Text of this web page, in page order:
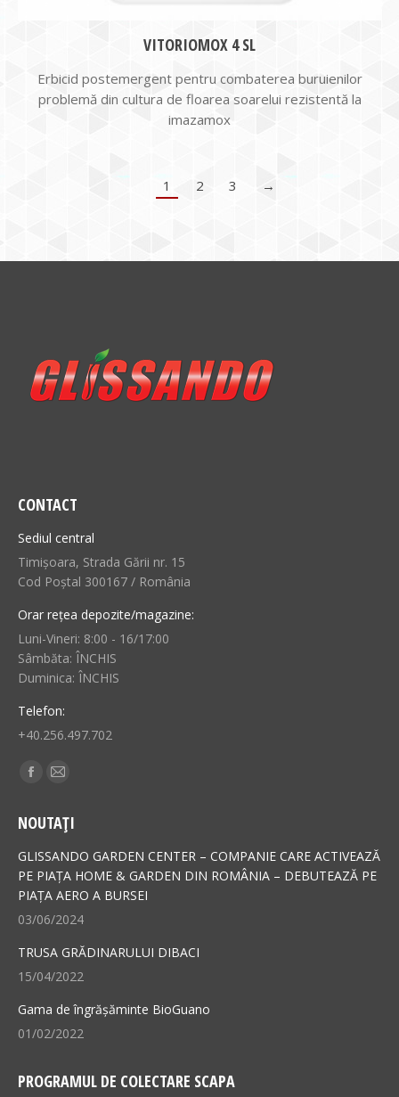
VITORIOMOX 4 SL
Erbicid postemergent pentru combaterea buruienilor
problemă din cultura de floarea soarelui rezistentă la
imazamox
1 2 3 →
CONTACT
Sediul central
Timișoara, Strada Gării nr. 15
Cod Poștal 300167 / România
Orar rețea depozite/magazine:
Luni-Vineri: 8:00 - 16/17:00
Sâmbăta: ÎNCHIS
Duminica: ÎNCHIS
Telefon:
+40.256.497.702
Find us on:
Facebook
opens
in
new
window
Mail
opens
in
new
window
NOUTAȚI
GLISSANDO GARDEN CENTER – COMPANIE CARE ACTIVEAZĂ
PE PIAȚA HOME & GARDEN DIN ROMÂNIA – DEBUTEAZĂ PE
PIAȚA AERO A BURSEI
03/06/2024
TRUSA GRĂDINARULUI DIBACI
15/04/2022
Gama de îngrășăminte BioGuano
01/02/2022
PROGRAMUL DE COLECTARE SCAPA